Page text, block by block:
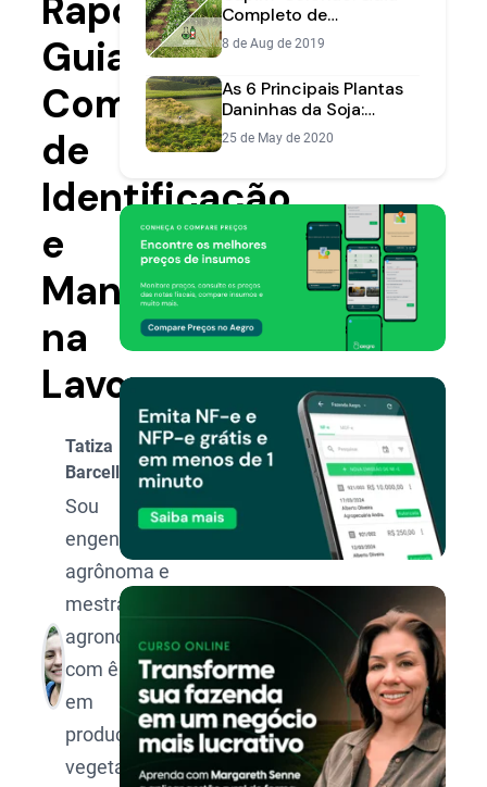
Raposa:
Guia
Completo
de
Identificação
e
Manejo
na
Lavoura
Tatiza
Barcellos
Sou
engenheira-
agrônoma e
mestra em
agronomia,
com ênfase
em
produção
vegetal, pela
Completo de
Identificação e Manejo
Eficiente na Lavoura
8 de Aug de 2019
As 6 Principais Plantas
Daninhas da Soja:
Identificação e
Controle
25 de May de 2020